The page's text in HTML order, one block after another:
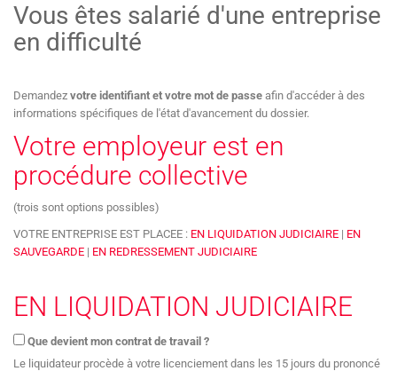
Vous êtes salarié d'une entreprise
en difficulté
Demandez votre identifiant et votre mot de passe afin d'accéder à des
informations spécifiques de l'état d'avancement du dossier.
Votre employeur est en
procédure collective
(trois sont options possibles)
VOTRE ENTREPRISE EST PLACEE : EN LIQUIDATION JUDICIAIRE | EN
SAUVEGARDE | EN REDRESSEMENT JUDICIAIRE
EN LIQUIDATION JUDICIAIRE
Que devient mon contrat de travail ?
Le liquidateur procède à votre licenciement dans les 15 jours du prononcé